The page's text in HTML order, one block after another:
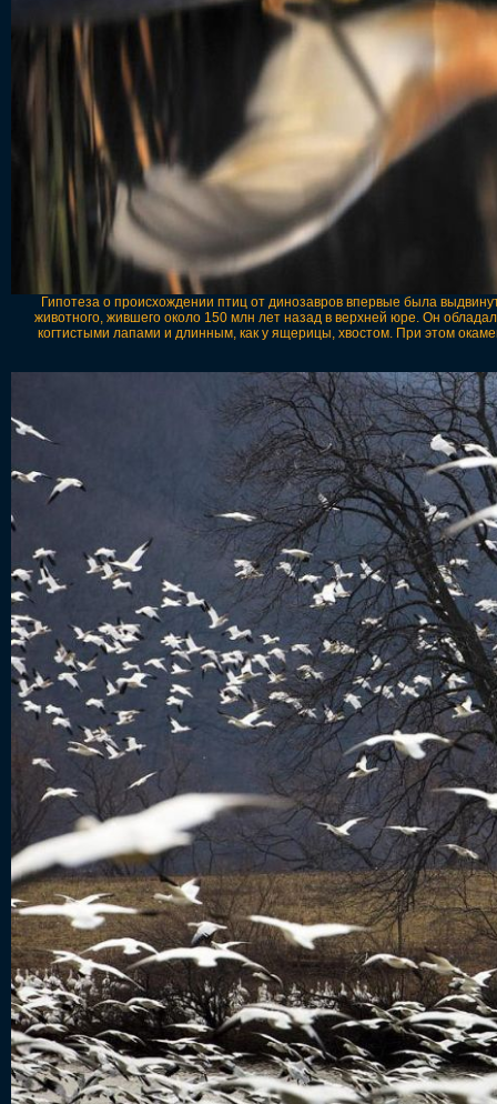
Гипотеза о происхождении птиц от динозавров впервые была
животного, жившего около 150 млн лет назад в верхней юре. Он
когтистыми лапами и длинным, как у ящерицы, хвостом. При этом